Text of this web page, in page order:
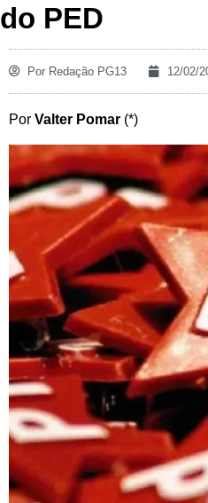
do PED
Por Redação PG13 12/02/
Por Valter Pomar (*)